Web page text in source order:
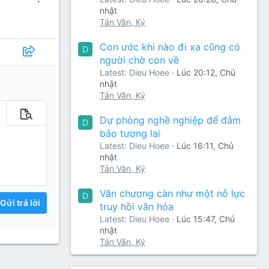
tùy chọn…
Xem trước
Gửi trả lời
nhật
Tản Văn, Ký
D
Con ước khi nào đi xa cũng có
người chờ con về
Latest: Dieu Hoee
Lúc 20:12, Chủ
nhật
Tản Văn, Ký
D
Dự phòng nghề nghiệp để đảm
bảo tương lai
Latest: Dieu Hoee
Lúc 16:11, Chủ
nhật
Tản Văn, Ký
D
Văn chương càn như một nỗ lực
truy hồi văn hóa
Latest: Dieu Hoee
Lúc 15:47, Chủ
nhật
Tản Văn, Ký